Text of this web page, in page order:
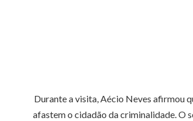
Durante a visita, Aécio Neves afirmou
afastem o cidadão da criminalidade. O